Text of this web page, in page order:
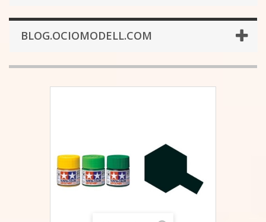
BLOG.OCIOMODELL.COM